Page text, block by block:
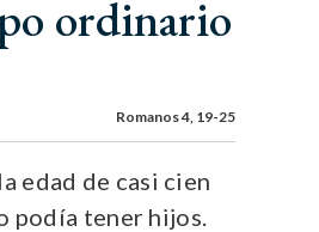
ordinario
Romanos 4, 19-25
edad de casi cien
podía tener hijos.